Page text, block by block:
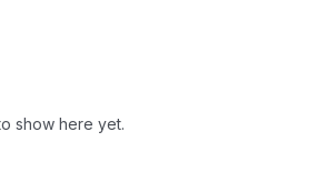
show here yet.